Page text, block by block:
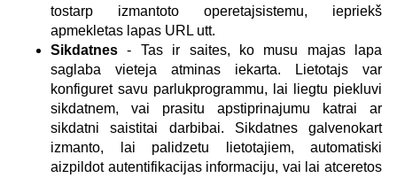
tostarp izmantoto operetajsistemu, iepriekš
apmekletas lapas URL utt.
Sikdatnes - Tas ir saites, ko musu majas lapa
saglaba vieteja atminas iekarta. Lietotajs var
konfiguret savu parlukprogrammu, lai liegtu piekluvi
sikdatnem, vai prasitu apstiprinajumu katrai ar
sikdatni saistitai darbibai. Sikdatnes galvenokart
izmanto, lai palidzetu lietotajiem, automatiski
aizpildot autentifikacijas informaciju, vai lai atceretos